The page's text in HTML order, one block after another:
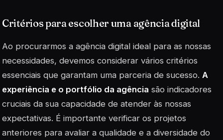
Critérios para escolher uma agência digital
Ao procurarmos a agência digital ideal para as nossas
necessidades, devemos considerar vários critérios
essenciais que garantam uma parceria de sucesso. A
experiência e o portfólio da agência são indicadores
cruciais da sua capacidade de atender às nossas
expectativas. É importante verificar os projetos
anteriores para avaliar a qualidade e a diversidade do